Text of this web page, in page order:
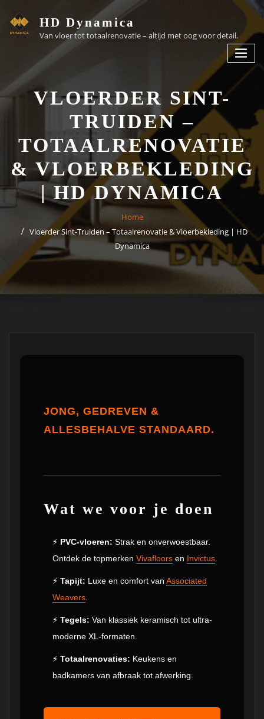
HD Dynamica
Van vloer tot totaalrenovatie – altijd met oog voor detail.
VLOERDER SINT-
TRUIDEN –
TOTAALRENOVATIE
& VLOERBEKLEDING
| HD DYNAMICA
Home
Vloerder Sint-Truiden – Totaalrenovatie & Vloerbekleding | HD
Dynamica
JONG, GEDREVEN &
ALLESBEHALVE STANDAARD.
Wat we voor je doen
⚡ PVC-vloeren: Strak en onverwoestbaar.
Ontdek de topmerken Vivafloorsen Invictus.
⚡ Tapijt: Luxe en comfort van Associated
Weavers.
⚡ Tegels: Van klassiek keramisch tot ultra-
moderne XL-formaten.
⚡ Totaalrenovaties: Keukens en
badkamers van afbraak tot afwerking.